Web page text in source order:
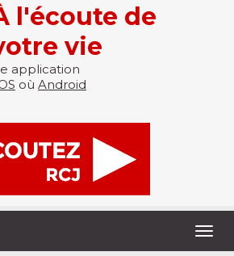
l'écoute de
vie
application
où Android